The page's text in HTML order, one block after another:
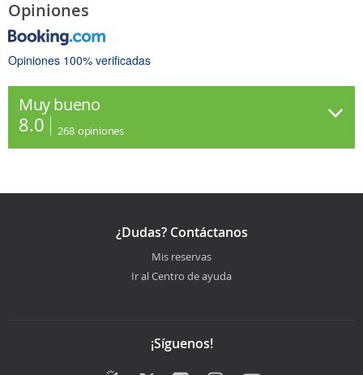
Opiniones
Opiniones 100% verificadas
Muy bueno
8.0 268 opiniones
¿Dudas? Contáctanos
Mis reservas
Ir al Centro de ayuda
¡Síguenos!